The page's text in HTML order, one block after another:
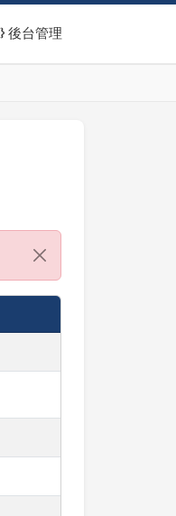
後台管理